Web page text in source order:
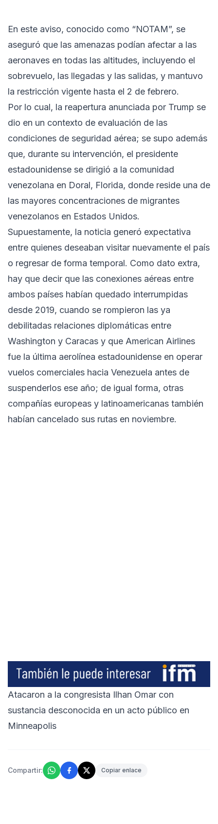
En este aviso, conocido como “NOTAM”, se
aseguró que las amenazas podían afectar a las
aeronaves en todas las altitudes, incluyendo el
sobrevuelo, las llegadas y las salidas, y mantuvo
la restricción vigente hasta el 2 de febrero.
Por lo cual, la reapertura anunciada por Trump se
dio en un contexto de evaluación de las
condiciones de seguridad aérea; se supo además
que, durante su intervención, el presidente
estadounidense se dirigió a la comunidad
venezolana en Doral, Florida, donde reside una de
las mayores concentraciones de migrantes
venezolanos en Estados Unidos.
Supuestamente, la noticia generó expectativa
entre quienes deseaban visitar nuevamente el país
o regresar de forma temporal. Como dato extra,
hay que decir que las conexiones aéreas entre
ambos países habían quedado interrumpidas
desde 2019, cuando se rompieron las ya
debilitadas relaciones diplomáticas entre
Washington y Caracas y que American Airlines
fue la última aerolínea estadounidense en operar
vuelos comerciales hacia Venezuela antes de
suspenderlos ese año; de igual forma, otras
compañías europeas y latinoamericanas también
habían cancelado sus rutas en noviembre.
Atacaron a la congresista Ilhan Omar con
sustancia desconocida en un acto público en
Minneapolis
Compartir: Copiar enlace